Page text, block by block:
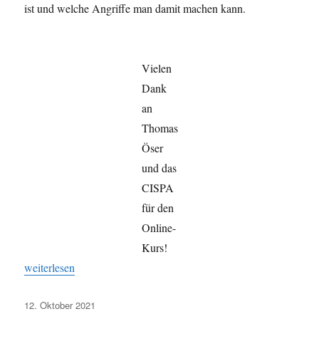
ist und welche Angriffe man damit machen kann.
Vielen
Dank
an
Thomas
Öser
und das
CISPA
für den
Online-
Kurs!
„Online-Workshop „Web-Security“ des CISPA“
weiterlesen
Veröffentlicht
12. Oktober 2021